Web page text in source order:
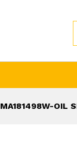
MA181498W-OIL